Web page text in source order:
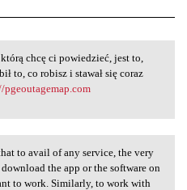
którą chcę ci
którą chcę ci powiedzieć, jest to,
to, co robisz i stawał się coraz
pgeoutagemap.com
that to avail of
to avail of any service, the very
the app or the software on
to work. Similarly, to work with